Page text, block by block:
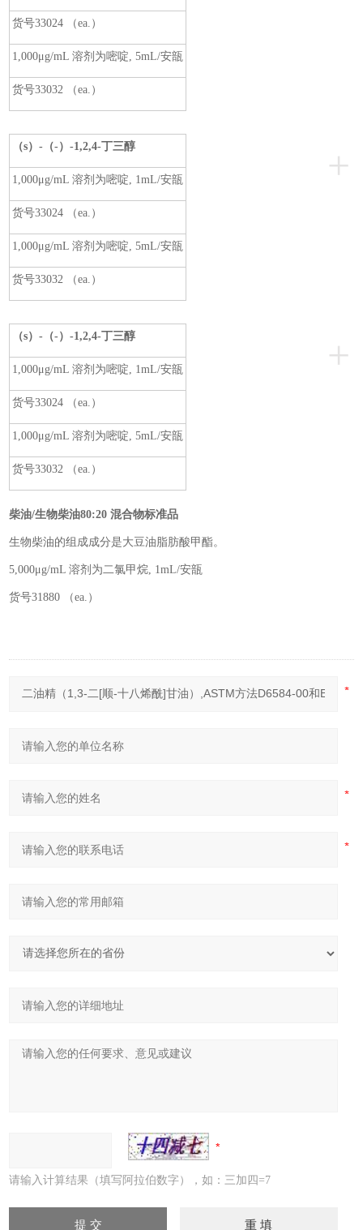
货号33024 （ea.）
1,000μg/mL 溶剂为嘧啶, 5mL/安瓿
货号33032 （ea.）
+
（s）-（-）-1,2,4-丁三醇
1,000μg/mL 溶剂为嘧啶, 1mL/安瓿
货号33024 （ea.）
1,000μg/mL 溶剂为嘧啶, 5mL/安瓿
货号33032 （ea.）
+
（s）-（-）-1,2,4-丁三醇
1,000μg/mL 溶剂为嘧啶, 1mL/安瓿
货号33024 （ea.）
1,000μg/mL 溶剂为嘧啶, 5mL/安瓿
货号33032 （ea.）
柴油/生物柴油80:20混合物标准品
生物柴油的组成成分是大豆油脂肪酸甲酯。
5,000μg/mL 溶剂为二氯甲烷, 1mL/安瓿
货号31880 （ea.）
请输入计算结果（填写阿拉伯数字），如：三加四=7